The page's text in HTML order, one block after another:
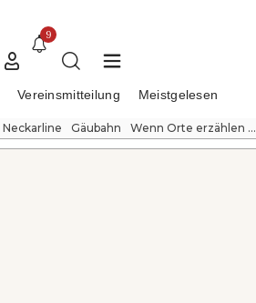
9
Vereinsmitteilung Meistgelesen
Neckarline Gäubahn Wenn Orte erzählen ...